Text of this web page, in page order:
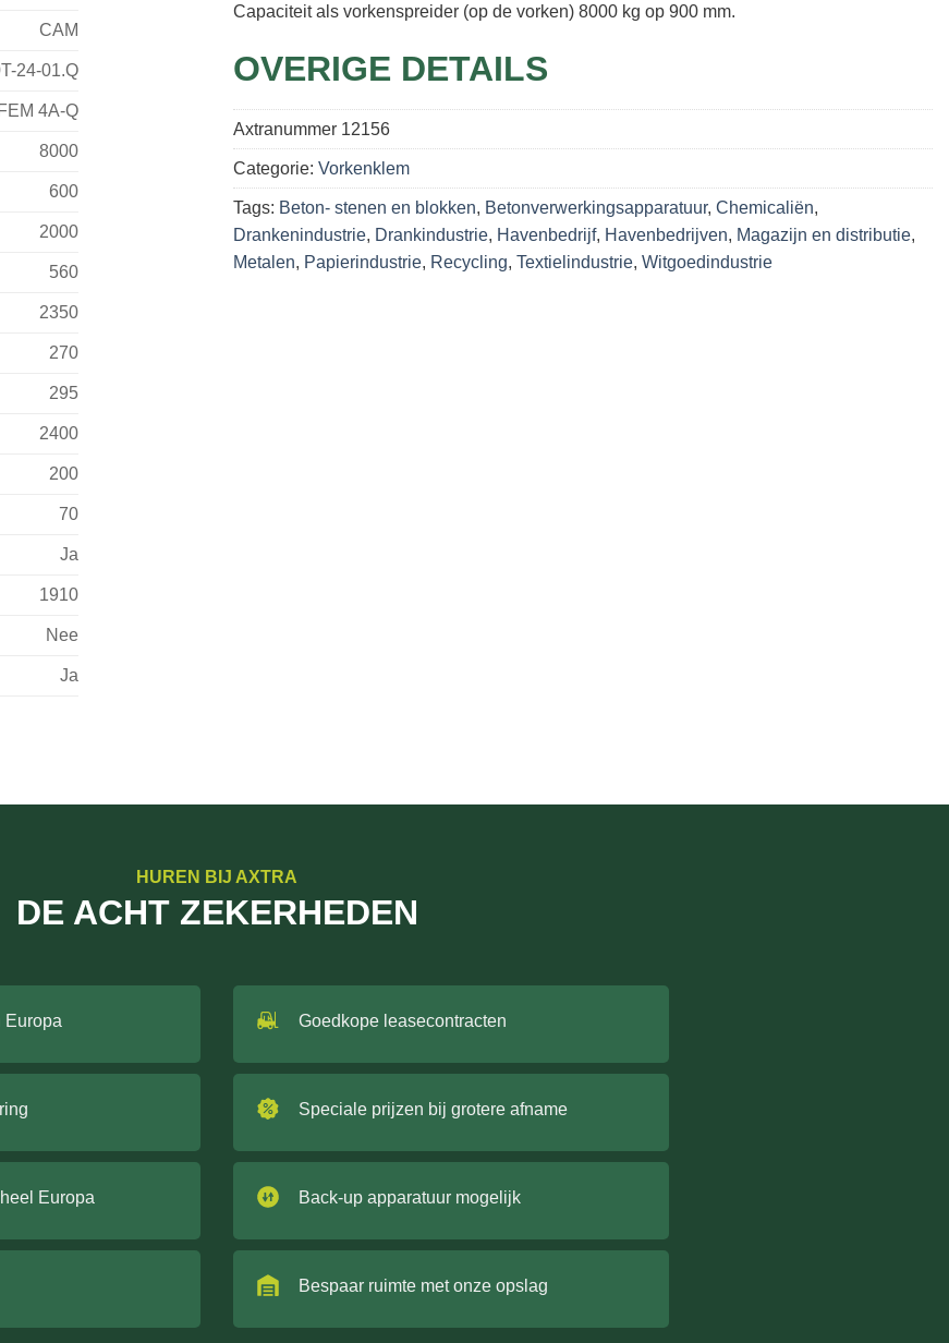
CAM
24-01.Q
FEM 4A-Q
8000
600
2000
560
2350
270
295
2400
200
70
Ja
1910
Nee
Ja
Capaciteit als vorkenspreider (op de vorken) 8000 kg op 900 mm.
OVERIGE DETAILS
Axtranummer 12156
Categorie: Vorkenklem
Tags: Beton- stenen en blokken, Betonverwerkingsapparatuur, Chemicaliën,
Drankenindustrie, Drankindustrie, Havenbedrijf, Havenbedrijven, Magazijn en distributie,
Metalen, Papierindustrie, Recycling, Textielindustrie, Witgoedindustrie
HUREN BIJ AXTRA
DE ACHT ZEKERHEDEN
Europa
Europa
Goedkope leasecontracten
Speciale prijzen bij grotere afname
Back-up apparatuur mogelijk
Bespaar ruimte met onze opslag